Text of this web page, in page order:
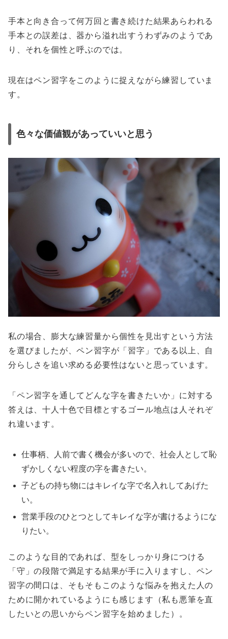
手本と向き合って何万回と書き続けた結果あらわれる
手本との誤差は、器から溢れ出すうわずみのようであ
り、それを個性と呼ぶのでは。
現在はペン習字をこのように捉えながら練習していま
す。
色々な価値観があっていいと思う
私の場合、膨大な練習量から個性を見出すという方法
を選びましたが、ペン習字が「習字」である以上、自
分らしさを追い求める必要性はないと思っています。
「ペン習字を通してどんな字を書きたいか」に対する
答えは、十人十色で目標とするゴール地点は人それぞ
れ違います。
仕事柄、人前で書く機会が多いので、社会人として恥
ずかしくない程度の字を書きたい。
子どもの持ち物にはキレイな字で名入れしてあげた
い。
営業手段のひとつとしてキレイな字が書けるようにな
りたい。
このような目的であれば、型をしっかり身につける
「守」の段階で満足する結果が手に入りますし、ペン
習字の間口は、そもそもこのような悩みを抱えた人の
ために開かれているようにも感じます（私も悪筆を直
したいとの思いからペン習字を始めました）。